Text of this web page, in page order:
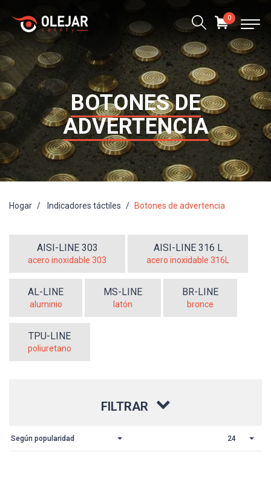
BOTONES DE
ADVERTENCIA
Hogar Indicadores táctiles Botones de advertencia
AISI-LINE 303
acero inoxidable 303
AISI-LINE 316 L
acero inoxidable 316L
AL-LINE
aluminio
MS-LINE
latón
BR-LINE
bronce
TPU-LINE
poliuretano
FILTRAR
Según popularidad 24
0